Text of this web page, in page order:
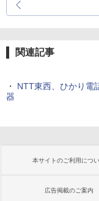
関連記事
・ NTT東西、ひかり電
器
本サイトのご利用につ
広告掲載のご案内